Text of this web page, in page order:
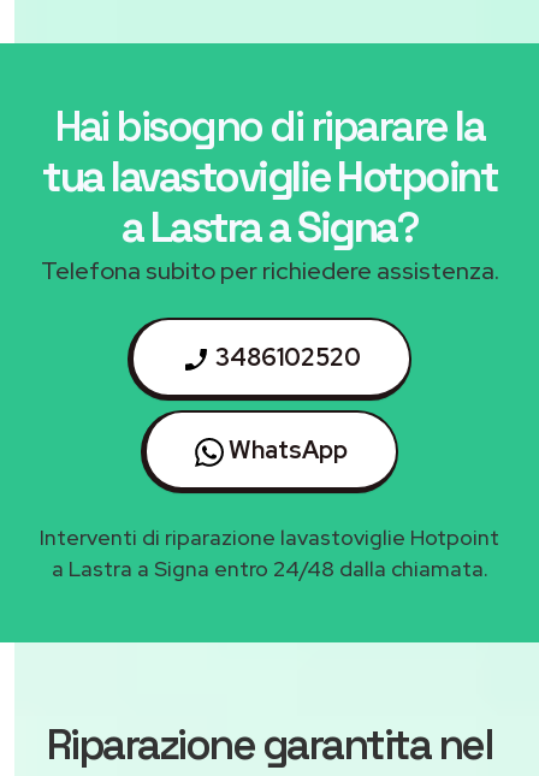
Hai bisogno di ripararela
tua lavastoviglie Hotpoint
a Lastra a Signa?
Telefona subito per richiedere assistenza.
3486102520
WhatsApp
Interventi di riparazione lavastoviglie Hotpoint
a Lastra a Signa entro 24/48 dalla chiamata.
Riparazione garantita nel